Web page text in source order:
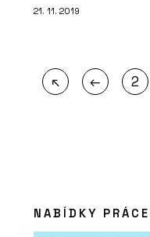
21. 11. 2019
↖ ← 2
NABÍDKY PRÁCE